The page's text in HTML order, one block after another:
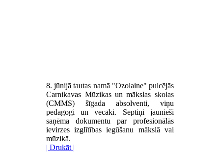
8. jūnijā tautas namā "Ozolaine" pulcējās
Carnikavas Mūzikas un mākslas skolas
(CMMS) šīgada absolventi, viņu
pedagogi un vecāki. Septiņi jaunieši
saņēma dokumentu par profesionālās
ievirzes izglītības iegūšanu mākslā vai
mūzikā.
| Drukāt |